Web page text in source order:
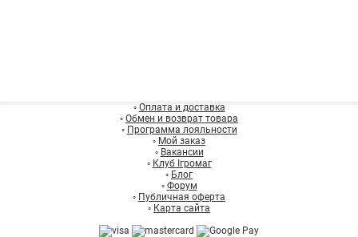
◦ Оплата и доставка
◦ Обмен и возврат товара
◦ Программа лояльности
◦ Мой заказ
◦ Вакансии
◦ Клуб Ігромаг
◦ Блог
◦ Форум
◦ Публичная оферта
◦ Карта сайта